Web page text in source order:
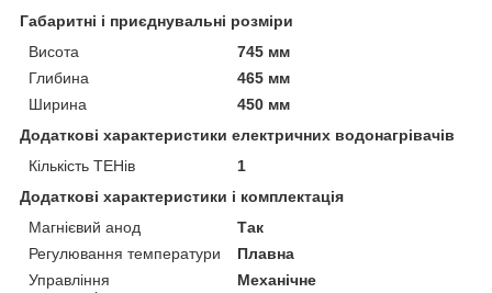
Габаритні і приєднувальні розміри
Висота
745 мм
Глибина
465 мм
Ширина
450 мм
Додаткові характеристики електричних водонагрівачів
Кількість ТЕНів
1
Додаткові характеристики і комплектація
Магнієвий анод
Так
Регулювання температури
Плавна
Управління
Механічне